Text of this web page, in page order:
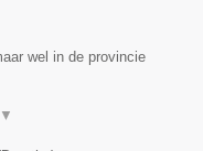
wel in de provincie
▼